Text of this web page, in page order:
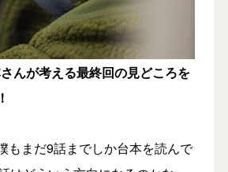
んが考える最終回の見どころを
もまだ9話までしか台本を読んで